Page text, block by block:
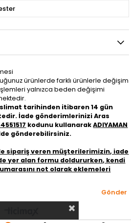
ürünlerde farklı ürünlerle değişim
yalnızca beden değişimi
tarihinden itibaren 14 gün
İade gönderimleriniziAras
kodunu kullanarakADIYAMAN
gönderebilirsiniz.
sipariş veren müşterilerimizin, iade
yer alan formu doldururken, kendi
not olarak eklemeleri
Gönder